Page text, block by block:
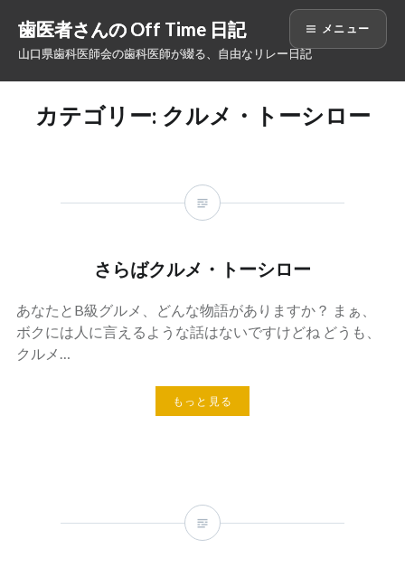
ン
歯医者さんの Off Time 日記
山口県歯科医師会の歯科医師が綴る、自由なリレー日記
メニュー
カテゴリー: クルメ・トーシロー
さらばクルメ・トーシロー
あなたとB級グルメ、どんな物語がありますか？ まぁ、
ボクには人に言えるような話はないですけどね どうも、
クルメ…
もっと見る